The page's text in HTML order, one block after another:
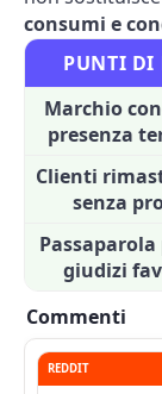
consumi e
PUNTI DI
Marchio
presenza
Clienti
senza
giudizi
Commenti
REDDIT